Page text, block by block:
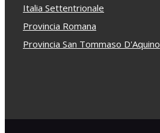
Italia Settentrionale
Provincia Romana
Provincia San Tommaso D'Aquino